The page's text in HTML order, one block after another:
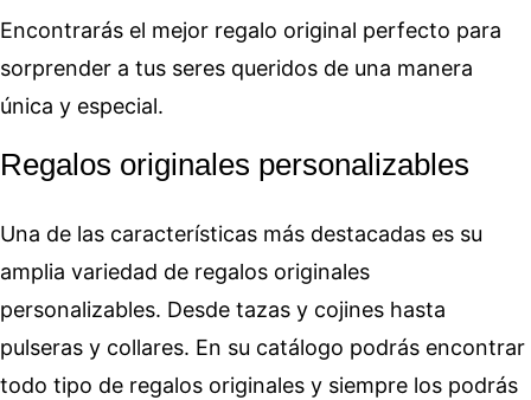
Encontrarás el mejor regalo original perfecto para
sorprender a tus seres queridos de una manera
única y especial.
Regalos originales personalizables
Una de las características más destacadas es su
amplia variedad de regalos originales
personalizables. Desde tazas y cojines hasta
pulseras y collares. En su catálogo podrás encontrar
todo tipo de regalos originales y siempre los podrás